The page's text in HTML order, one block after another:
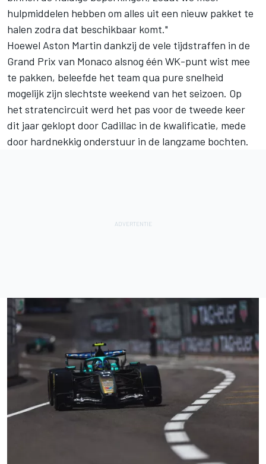
hulpmiddelen hebben om alles uit een nieuw pakket te
halen zodra dat beschikbaar komt."
Hoewel Aston Martin dankzij de vele tijdstraffen in de
Grand Prix van Monaco alsnog één WK-punt wist mee
te pakken, beleefde het team qua pure snelheid
mogelijk zijn slechtste weekend van het seizoen. Op
het stratencircuit werd het pas voor de tweede keer
dit jaar geklopt door Cadillac in de kwalificatie, mede
door hardnekkig onderstuur in de langzame bochten.